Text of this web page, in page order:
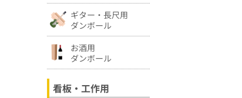
ギター・長尺用
ダンボール
お酒用
ダンボール
看板・工作用